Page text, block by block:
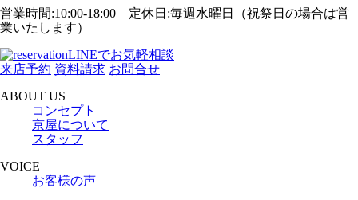
営業時間:10:00-18:00 定休日:毎週水曜日（祝祭日の場合は営
業いたします）
LINEでお気軽相談
来店予約 資料請求 お問合せ
ABOUT US
コンセプト
京屋について
スタッフ
VOICE
お客様の声